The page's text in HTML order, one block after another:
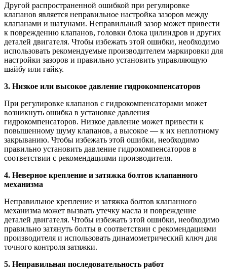
Другой распространенной ошибкой при регулировке
клапанов является неправильное настройка зазоров между
клапанами и шатунами. Неправильный зазор может привести
к повреждению клапанов, головки блока цилиндров и других
деталей двигателя. Чтобы избежать этой ошибки, необходимо
использовать рекомендуемые производителем маркировки для
настройки зазоров и правильно установить управляющую
шайбу или гайку.
3. Низкое или высокое давление гидрокомпенсаторов
При регулировке клапанов с гидрокомпенсаторами может
возникнуть ошибка в установке давления
гидрокомпенсаторов. Низкое давление может привести к
повышенному шуму клапанов, а высокое — к их неплотному
закрыванию. Чтобы избежать этой ошибки, необходимо
правильно установить давление гидрокомпенсаторов в
соответствии с рекомендациями производителя.
4. Неверное крепление и затяжка болтов клапанного
механизма
Неправильное крепление и затяжка болтов клапанного
механизма может вызвать утечку масла и повреждение
деталей двигателя. Чтобы избежать этой ошибки, необходимо
правильно затянуть болты в соответствии с рекомендациями
производителя и использовать динамометрический ключ для
точного контроля затяжки.
5. Неправильная последовательность работ